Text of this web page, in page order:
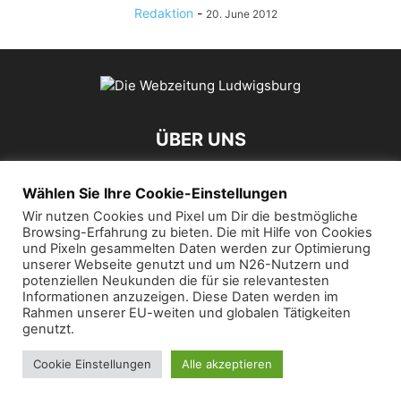
Redaktion - 20. June 2012
ÜBER UNS
Kontaktieren Sie uns:mail@die-webzeitung.de
FOLGEN SIE UNS
Wählen Sie Ihre Cookie-Einstellungen
Wir nutzen Cookies und Pixel um Dir die bestmögliche
Browsing-Erfahrung zu bieten. Die mit Hilfe von Cookies
und Pixeln gesammelten Daten werden zur Optimierung
unserer Webseite genutzt und um N26-Nutzern und
potenziellen Neukunden die für sie relevantesten
Informationen anzuzeigen. Diese Daten werden im
Rahmen unserer EU-weiten und globalen Tätigkeiten
genutzt.
Cookie Einstellungen Alle akzeptieren